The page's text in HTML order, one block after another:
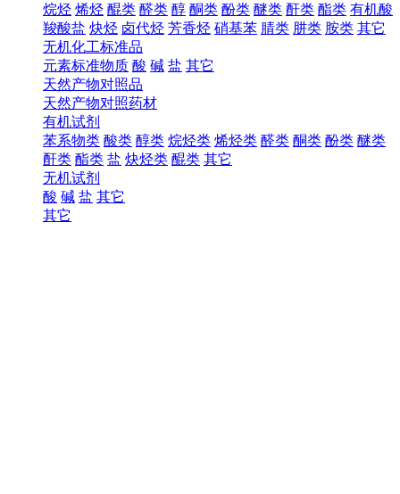
烷烃 烯烃 醌类 醛类 醇 酮类 酚类 醚类 酐类 酯类 有机酸
羧酸盐 炔烃 卤代烃 芳香烃 硝基苯 腈类 肼类 胺类 其它
无机化工标准品
元素标准物质 酸 碱 盐 其它
天然产物对照品
天然产物对照药材
有机试剂
苯系物类 酸类 醇类 烷烃类 烯烃类 醛类 酮类 酚类 醚类
酐类 酯类 盐 炔烃类 醌类 其它
无机试剂
酸 碱 盐 其它
其它